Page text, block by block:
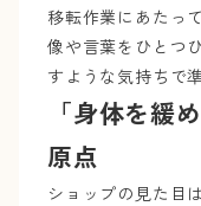
移転作業にあたっ
像や言葉をひとつ
すような気持ちで
「身体を緩
原点
ショップの見た目